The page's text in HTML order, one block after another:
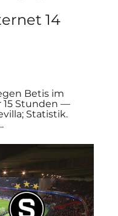
14
Betis im
15 Stunden —
Statistik.